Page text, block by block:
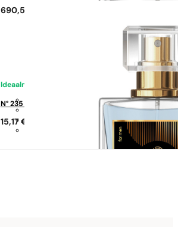
690,50
Ideaalne sobivus
N° 235 - 35%
15,17 €